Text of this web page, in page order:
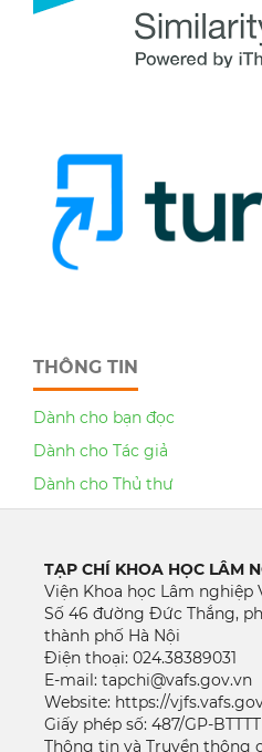
THÔNG TIN
Dành cho bạn đọc
Dành cho Tác giả
Dành cho Thủ thư
TẠP CHÍ KHOA HỌC LÂM
Viện Khoa học Lâm nghiệp
Số 46 đường Đức Thắng,
thành phố Hà Nội
Điện thoại: 024.38389031
E-mail: tapchi@vafs.gov.vn
Website: https://
Giấy phép số: 487/GP-
Thông tin và Truyền thông